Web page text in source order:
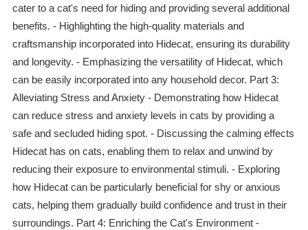
cater to a cat's need for hiding and providing several additional
benefits. - Highlighting the high-quality materials and
craftsmanship incorporated into Hidecat, ensuring its durability
and longevity. - Emphasizing the versatility of Hidecat, which
can be easily incorporated into any household decor. Part 3:
Alleviating Stress and Anxiety - Demonstrating how Hidecat
can reduce stress and anxiety levels in cats by providing a
safe and secluded hiding spot. - Discussing the calming effects
Hidecat has on cats, enabling them to relax and unwind by
reducing their exposure to environmental stimuli. - Exploring
how Hidecat can be particularly beneficial for shy or anxious
cats, helping them gradually build confidence and trust in their
surroundings. Part 4: Enriching the Cat's Environment -